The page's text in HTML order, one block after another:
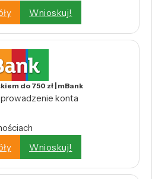
Wnioskuj!
do 750 zł | mBank
konta
Wnioskuj!